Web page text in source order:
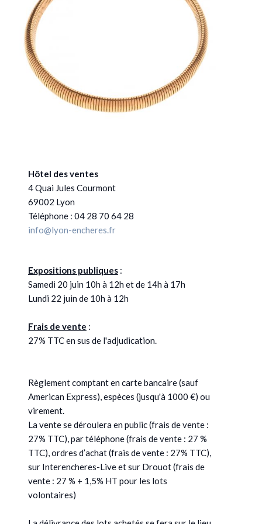
Hôtel des ventes
4 Quai Jules Courmont
69002 Lyon
Téléphone : 04 28 70 64 28
info@lyon-encheres.fr
Expositions publiques:
Samedi 20 juin 10h à 12h et de 14h à 17h
Lundi 22 juin de 10h à 12h
Frais de vente :
27% TTC en sus de l'adjudication.
Règlement comptant en carte bancaire (sauf
American Express), espèces (jusqu'à 1000 €) ou
virement.
La vente se déroulera en public (frais de vente :
27% TTC), par téléphone (frais de vente : 27 %
TTC), ordres d’achat (frais de vente : 27% TTC),
sur Interencheres-Live et sur Drouot (frais de
vente : 27 % + 1,5% HT pour les lots
volontaires)